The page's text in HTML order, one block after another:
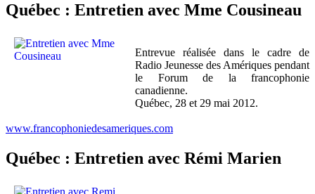
Québec : Entretien avec Mme Cousineau
Entrevue réalisée dans le cadre de
Radio Jeunesse des Amériques pendant
le Forum de la francophonie
canadienne.
Québec, 28 et 29 mai 2012.
www.francophoniedesameriques.com
Québec : Entretien avec Rémi Marien